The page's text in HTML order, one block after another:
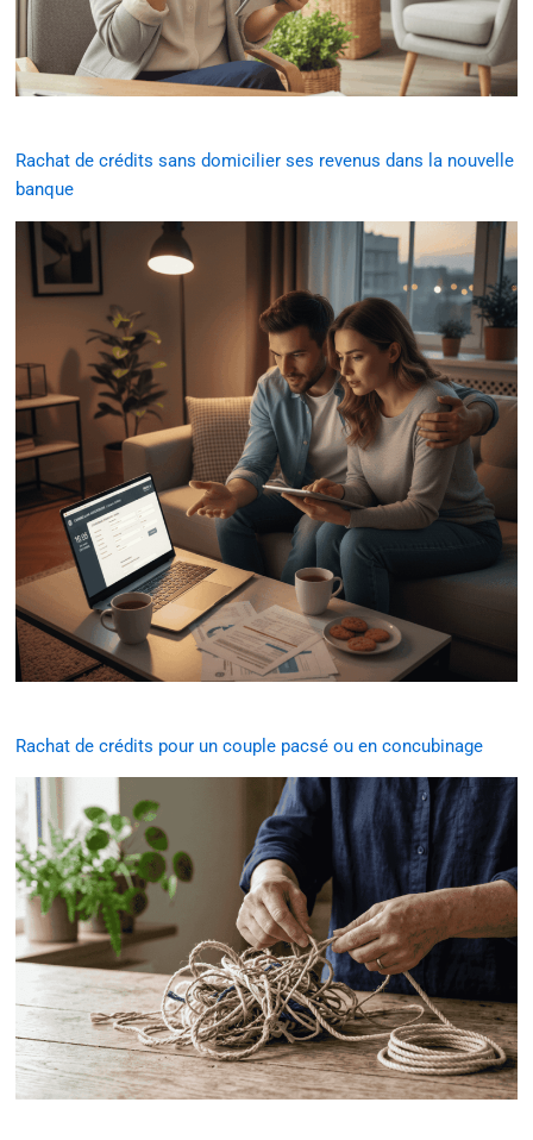
Rachat de crédits sans domicilier ses revenus dans la nouvelle
banque
Rachat de crédits pour un couple pacsé ou en concubinage